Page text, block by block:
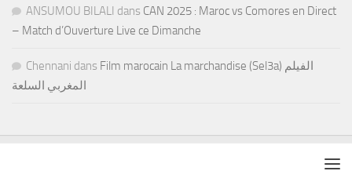
ANSUMOU BILALI dans CAN 2025 : Maroc vs Comores en Direct
– Match d’Ouverture Live ce Dimanche
Chennani dans Film marocain La marchandise (Sel3a) الفيلم
المغربي السلعة